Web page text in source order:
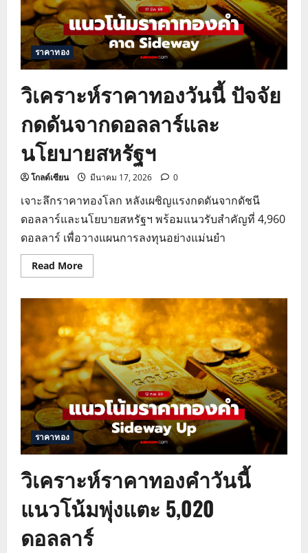
ราคาทอง
วิเคราะห์ราคาทองวันนี้ ปัจจัย
กดดันจากดอลลาร์และ
นโยบายสหรัฐฯ
โกลด์เซียน มีนาคม 17, 2026 0
เจาะลึกราคาทองโลก หลังเผชิญแรงกดดันจากดัชนี
ดอลลาร์และนโยบายสหรัฐฯ พร้อมแนวรับสำคัญที่ 4,960
ดอลลาร์ เพื่อวางแผนการลงทุนอย่างแม่นยำ
Read MoreRead
more
ราคา
ทอง
วัน
นี้
ปัจจัย
กดดัน
จาก
ดอลลาร์
และ
นโยบาย
สหรัฐฯ
ราคาทอง
วิเคราะห์ราคาทองคำวันนี้
แนวโน้มพุ่งแตะ 5,020
ดอลลาร์